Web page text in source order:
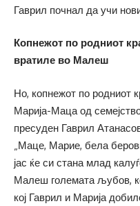
Гаврил почнал да учи
Копнежот по родниот
вратиле во Малеш
Но, копнежот по родниот
Марија-Маца од
пресуден Гаврил
„Маце, Марие, бела
јас ќе си стана млад
Малеш големата љубов,
кој Гаврил и Марија